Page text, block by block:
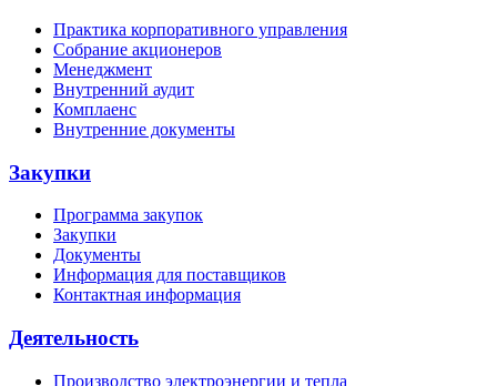
Практика корпоративного управления
Собрание акционеров
Менеджмент
Внутренний аудит
Комплаенс
Внутренние документы
Закупки
Программа закупок
Закупки
Документы
Информация для поставщиков
Контактная информация
Деятельность
Производство электроэнергии и тепла